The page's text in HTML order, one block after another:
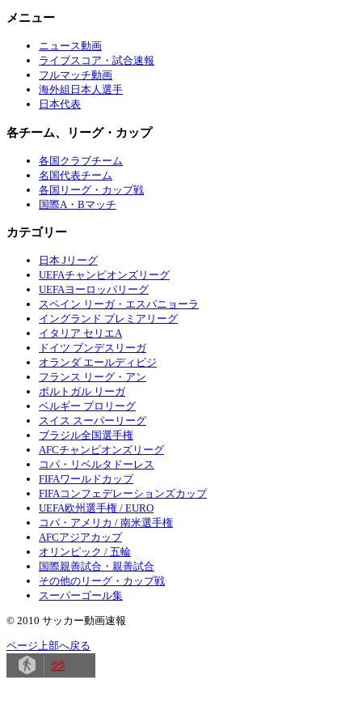
メニュー
ニュース動画
ライブスコア・試合速報
フルマッチ動画
海外組日本人選手
日本代表
各チーム、リーグ・カップ
各国クラブチーム
名国代表チーム
各国リーグ・カップ戦
国際A・Bマッチ
カテゴリー
日本 Jリーグ
UEFAチャンピオンズリーグ
UEFAヨーロッパリーグ
スペイン リーガ・エスパニョーラ
イングランド プレミアリーグ
イタリア セリエA
ドイツ ブンデスリーガ
オランダ エールディビジ
フランス リーグ・アン
ポルトガル リーガ
ベルギー プロリーグ
スイス スーパーリーグ
ブラジル全国選手権
AFCチャンピオンズリーグ
コパ・リベルタドーレス
FIFAワールドカップ
FIFAコンフェデレーションズカップ
UEFA欧州選手権 / EURO
コパ・アメリカ / 南米選手権
AFCアジアカップ
オリンピック / 五輪
国際親善試合・親善試合
その他のリーグ・カップ戦
スーパーゴール集
© 2010 サッカー動画速報
ページ上部へ戻る
22